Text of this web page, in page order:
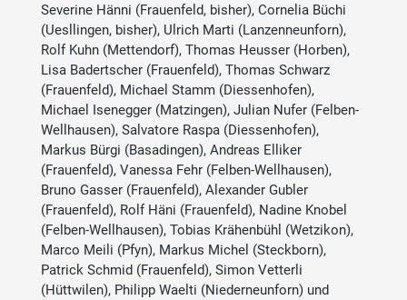
Severine Hänni (Frauenfeld, bisher), Cornelia Büchi
(Uesllingen, bisher), Ulrich Marti (Lanzenneunforn),
Rolf Kuhn (Mettendorf), Thomas Heusser (Horben),
Lisa Badertscher (Frauenfeld), Thomas Schwarz
(Frauenfeld), Michael Stamm (Diessenhofen),
Michael Isenegger (Matzingen), Julian Nufer (Felben-
Wellhausen), Salvatore Raspa (Diessenhofen),
Markus Bürgi (Basadingen), Andreas Elliker
(Frauenfeld), Vanessa Fehr (Felben-Wellhausen),
Bruno Gasser (Frauenfeld), Alexander Gubler
(Frauenfeld), Rolf Häni (Frauenfeld), Nadine Knobel
(Felben-Wellhausen), Tobias Krähenbühl (Wetzikon),
Marco Meili (Pfyn), Markus Michel (Steckborn),
Patrick Schmid (Frauenfeld), Simon Vetterli
(Hüttwilen), Philipp Waelti (Niederneunforn) und